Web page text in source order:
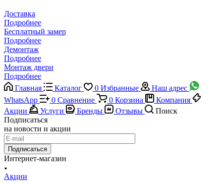
Доставка
Подробнее
Бесплатный замер
Подробнее
Демонтаж
Подробнее
Монтаж двери
Подробнее
Главная
Каталог 0 Избранные
Наш адрес
WhatsApp
0 Сравнение 0 Корзина
Компания
Акции
Услуги Бренды Отзывы
Поиск
Подписаться
на новости и акции
Подписаться
Интернет-магазин
Акции